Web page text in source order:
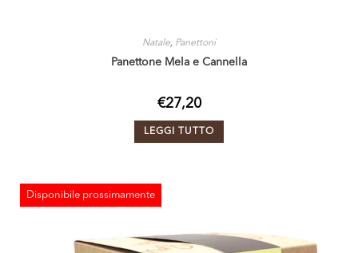
Natale, Panettoni
Panettone Mela e Cannella
€27,20
LEGGI TUTTO
Disponibile prossimamente
ESAURITO